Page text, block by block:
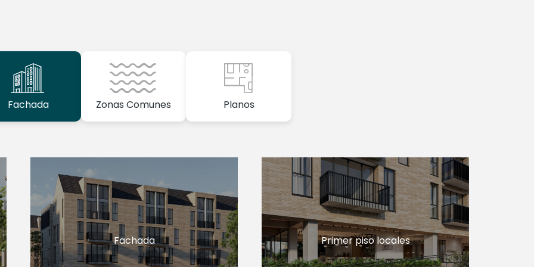
Fachada Zonas Comunes Planos
Fachada Primer piso locales